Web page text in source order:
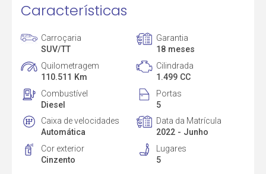
Características
Carroçaria
SUV/TT
Garantia
18 meses
Quilometragem
110.511 Km
Cilindrada
1.499 CC
Combustível
Diesel
Portas
5
Caixa de velocidades
Automática
Data da Matrícula
2022 - Junho
Cor exterior
Cinzento
Lugares
5